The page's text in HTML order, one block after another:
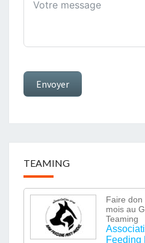
Envoyer
TEAMING